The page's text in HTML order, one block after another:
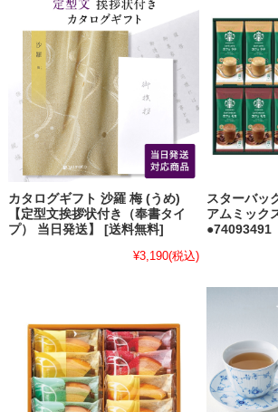
カタログギフト 沙羅 梅 (うめ)
【定型文挨拶状付き（奉書タイ
プ） 当日発送】 [送料無料]
¥3,190(税込)
スターバッ
アムミック
●74093491